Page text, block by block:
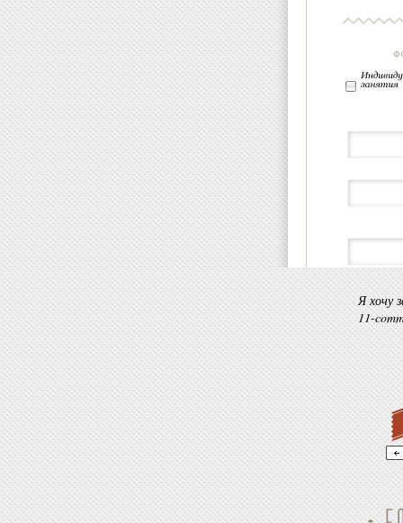
DEBUG MODE:
is deprecated in/home/
photo.ru/docs/lib/classes/
Error log status: Ok(/
photo.ru/docs/logs/errors.5)
DEBUG MODE:
is deprecated in/home/
photo.ru/docs/lib/classes/
Error log status: Ok(/
photo.ru/docs/logs/errors.5)
DEBUG MODE: